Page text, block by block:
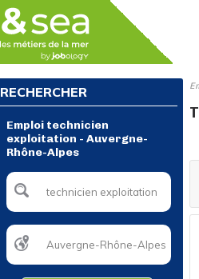
RECHERCHER
Emploi technicien
exploitation - Auvergne-
Rhône-Alpes